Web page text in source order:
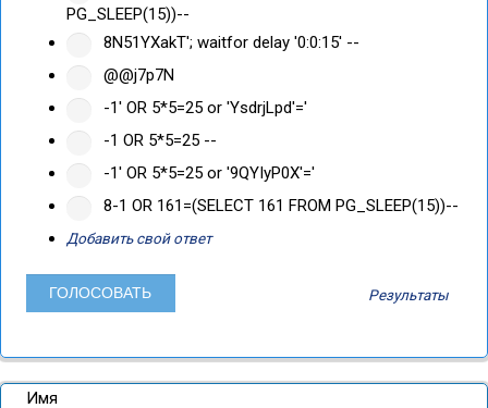
PG_SLEEP(15))--
8N51YXakT'; waitfor delay '0:0:15' --
@@j7p7N
-1' OR 5*5=25 or 'YsdrjLpd'='
-1 OR 5*5=25 --
-1' OR 5*5=25 or '9QYIyP0X'='
8-1 OR 161=(SELECT 161 FROM PG_SLEEP(15))--
Добавить свой ответ
Результаты
Имя